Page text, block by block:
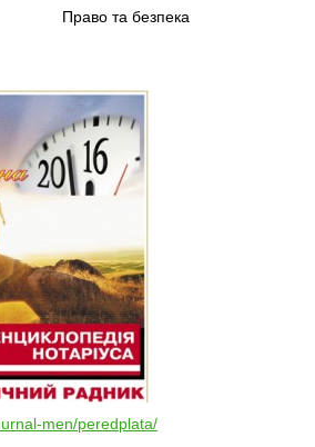
Право та безпека
men/peredplata/